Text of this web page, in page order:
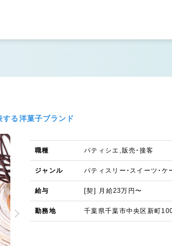
する洋菓子ブランド
職種 パティシエ,販売・接客
ジャンル パティスリー・スイーツ・ケ
給与 [契] 月給23万円〜
勤務地 千葉県千葉市中央区新町